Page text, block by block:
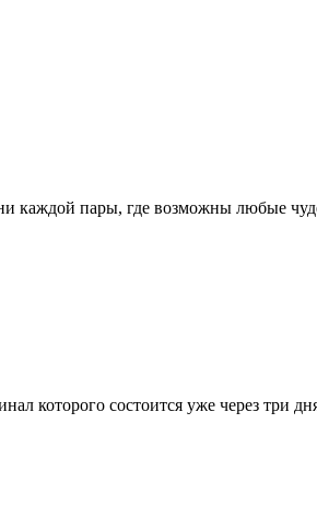
каждой пары, где возможны любые
которого состоится уже через три